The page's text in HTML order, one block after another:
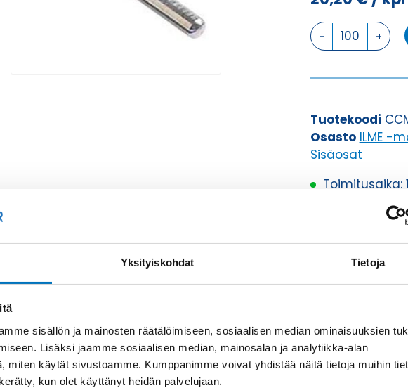
Yksityiskohdat Tietoja
sisällön ja mainosten räätälöimiseen, sosiaalisen median ominaisuuksien
Lisäksi jaamme sosiaalisen median, mainosalan ja analytiikka-alan
miten käytät sivustoamme. Kumppanimme voivat yhdistää näitä tietoja muihin
kun olet käyttänyt heidän palvelujaan.
16A
CC
UROS
Tuotekoodi
Osasto ILME -
Sisäosat
Toimitusaika:
Toimituskulut
Yli 35kg:n
mukaan.
Napaluku
Max. virta